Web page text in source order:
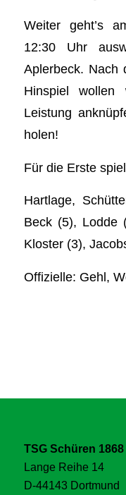
Weiter geht’s
12:30 Uhr
Aplerbeck. Nach
Hinspiel
Leistung
holen!
Für die Erste
Hartlage,
Beck (5), Lodde
Kloster (3),
Offizielle: Gehl,
TSG Schüren 1868
Lange Reihe 14
D-44143 Dortmund